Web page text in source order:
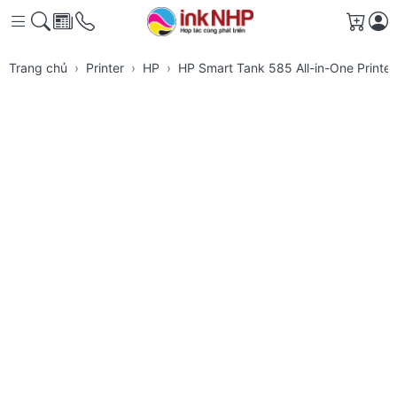
Giỏ
Trang chủ Printer HP HP Smart Tank 585 All-in-One